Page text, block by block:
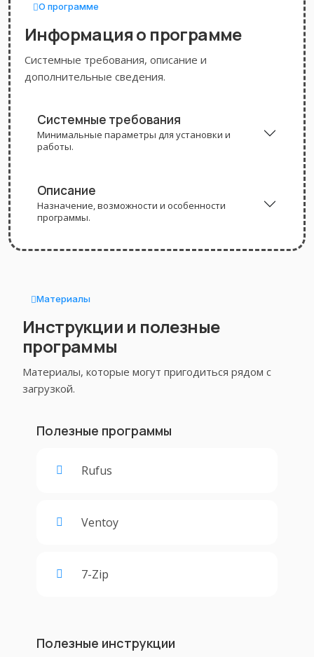
О программе
Информация о программе
Системные требования, описание и
дополнительные сведения.
Системные требования
Минимальные параметры для установки и
работы.
Описание
Назначение, возможности и особенности
программы.
Материалы
Инструкции и полезные
программы
Материалы, которые могут пригодиться рядом с
загрузкой.
Полезные программы
Rufus
Ventoy
7-Zip
Полезные инструкции